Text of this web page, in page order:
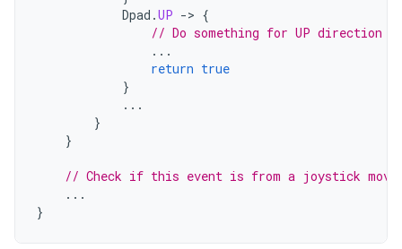
Dpad .UP -> {
// Do something for UP direction
...
return true
}
...
}
}
// Check if this event is from a joystick
...
}